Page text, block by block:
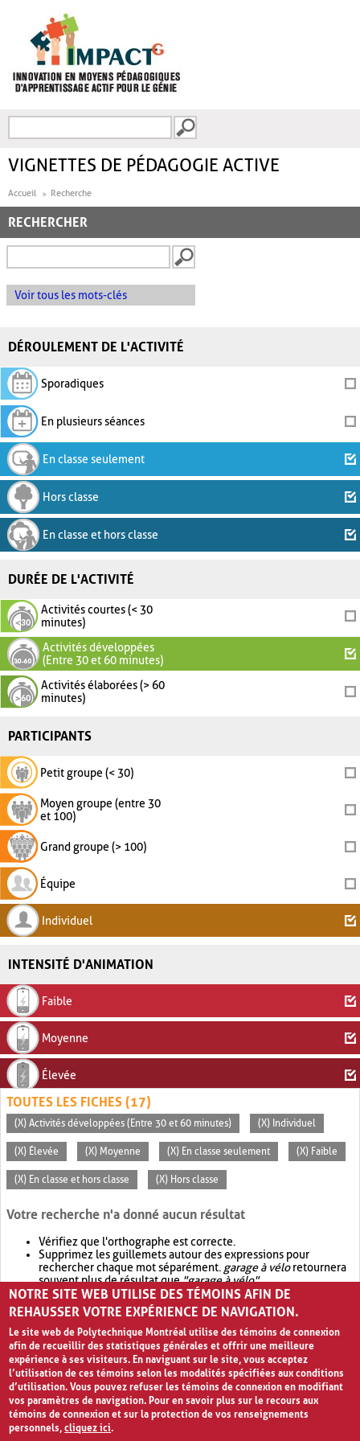
FORMULAIRE DE
VIGNETTES DE PÉDAGOGIE ACTIVE
Accueil Recherche
RECHERCHER
Voir tous les mots-clés
DÉROULEMENT DE L'ACTIVITÉ
Sporadiques
En plusieurs séances
En classe seulement
Hors classe
En classe et hors classe
DURÉE DE L'ACTIVITÉ
Activités courtes (< 30
minutes)
Activités développées
(Entre 30 et 60 minutes)
Activités élaborées (> 60
minutes)
PARTICIPANTS
Petit groupe (< 30)
Moyen groupe (entre 30
et 100)
Grand groupe (> 100)
Équipe
Individuel
INTENSITÉ D'ANIMATION
Faible
Moyenne
Élevée
TOUTES LES FICHES (17)
(X) Activités développées (Entre 30 et 60 minutes) (X) Individuel
(X) Élevée (X) Moyenne (X) En classe seulement (X) Faible
(X) En classe et hors classe (X) Hors classe
Votre recherche n'a donné aucun résultat
Vérifiez que l'orthographe est correcte.
Supprimez les guillemets autour des expressions pour
rechercher chaque mot séparément. garage à véloretournera
souvent plus de résultat que"garage à vélo".
Envisagez d'élargir votre recherche avec OR.garage OR vélo
retournera souvent plus de résultat quegarage à vélo
NOTRE SITE WEB UTILISE DES TÉMOINS AFIN DE
REHAUSSER VOTRE EXPÉRIENCE DE NAVIGATION.
Le site web de Polytechnique Montréal utilise des témoins de connexion
afin de recueillir des statistiques générales et offrir une meilleure
expérience à ses visiteurs. En naviguant sur le site, vous acceptez
l’utilisation de ces témoins selon les modalités spécifiées aux conditions
d’utilisation. Vous pouvez refuser les témoins de connexion en modifiant
vos paramètres de navigation. Pour en savoir plus sur le recours aux
témoins de connexion et sur la protection de vos renseignements
personnels,cliquez ici.